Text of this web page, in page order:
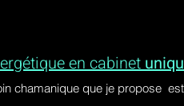
en cabinet
chamanique que je propose est